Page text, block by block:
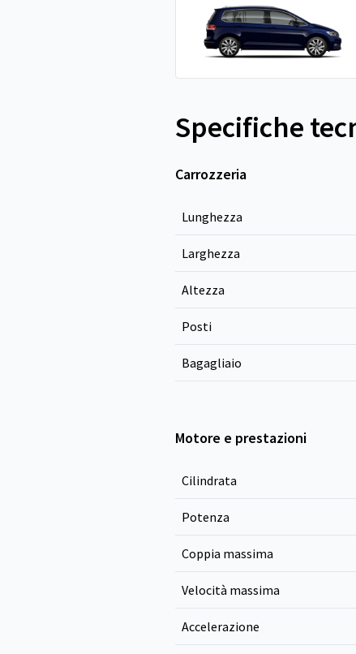
Specifiche
Carrozzeria
Lunghezza
Larghezza
Altezza
Posti
Bagagliaio
Motore e prestazioni
Cilindrata
Potenza
Coppia massima
Velocità massima
Accelerazione